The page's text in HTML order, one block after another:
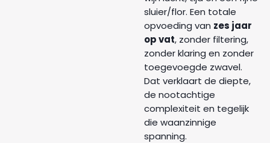
sluier/flor. Een totale
opvoeding van zes jaar
op vat, zonder filtering,
zonder klaring en zonder
toegevoegde zwavel.
Dat verklaart de diepte,
de nootachtige
complexiteit en tegelijk
die waanzinnige
spanning.